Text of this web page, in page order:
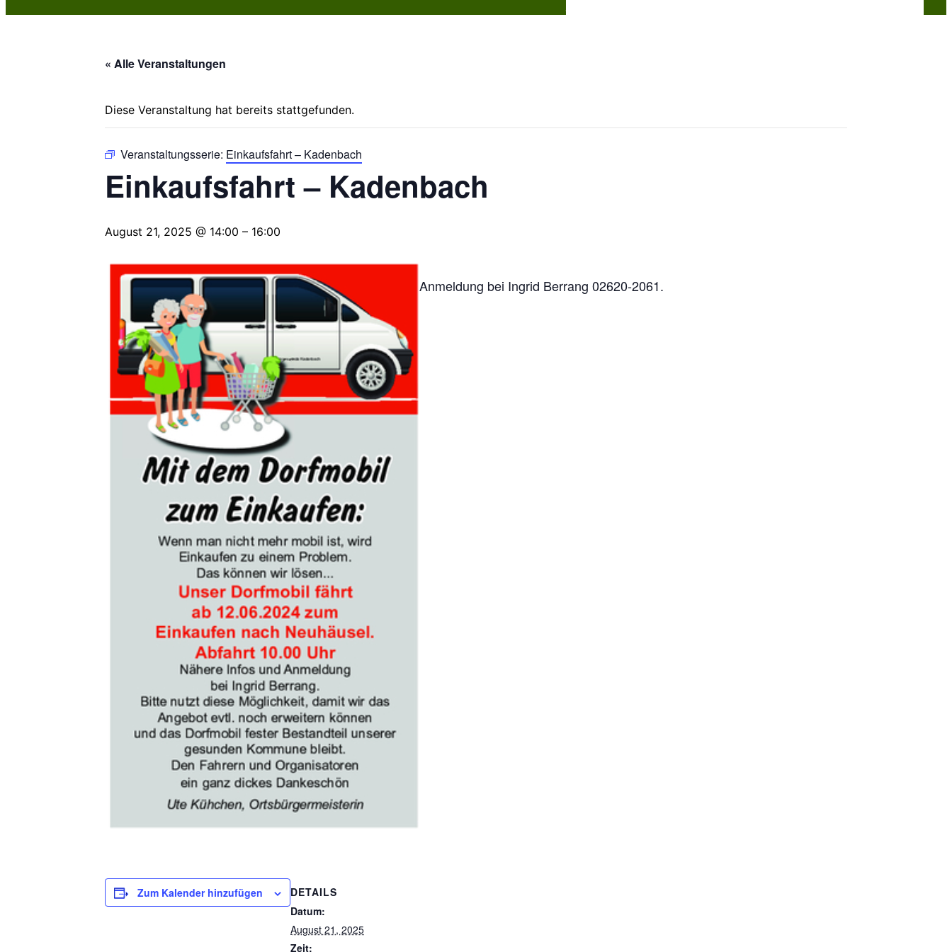
« Alle Veranstaltungen
Diese Veranstaltung hat bereits stattgefunden.
Veranstaltungsserie: Einkaufsfahrt – Kadenbach
Einkaufsfahrt – Kadenbach
August 21, 2025 @ 14:00 – 16:00
Anmeldung bei Ingrid Berrang 02620-2061.
Zum Kalender hinzufügen
DETAILS
Datum:
August 21, 2025
Zeit: